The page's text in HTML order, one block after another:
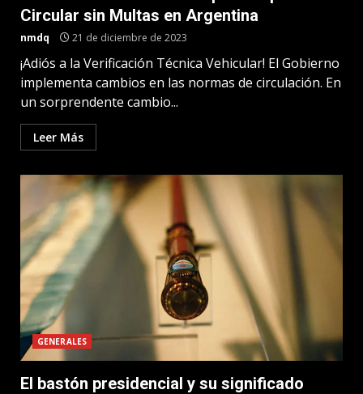
Circular sin Multas en Argentina
nmdq 21 de diciembre de 2023
¡Adiós a la Verificación Técnica Vehicular! El Gobierno
implementa cambios en las normas de circulación. En
un sorprendente cambio...
Leer Más
GENERALES
El bastón presidencial y su significado